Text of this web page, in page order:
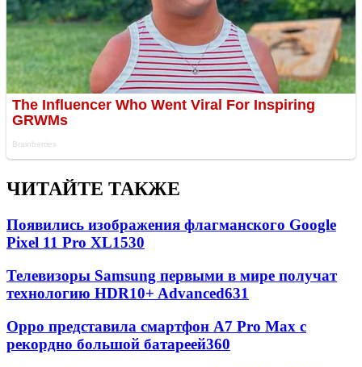
ЧИТАЙТЕ ТАКЖЕ
Появились изображения флагманского Google
Pixel 11 Pro XL1530
Телевизоры Samsung первыми в мире получат
технологию HDR10+ Advanced631
Oppo представила смартфон A7 Pro Max с
рекордно большой батареей360